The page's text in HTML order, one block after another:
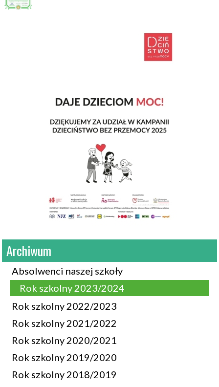
Archiwum
Absolwenci naszej szkoły
Rok szkolny 2023/2024
Rok szkolny 2022/2023
Rok szkolny 2021/2022
Rok szkolny 2020/2021
Rok szkolny 2019/2020
Rok szkolny 2018/2019